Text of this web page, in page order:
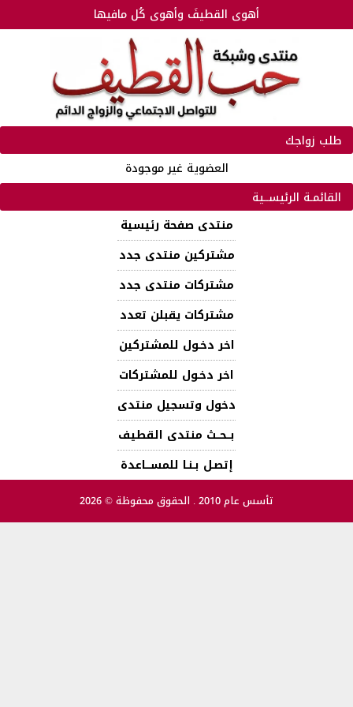
أهوى القطيفَ وأهوى كُل مافيها
طلب زواجك
العضوية غير موجودة
القائمـة الرئيســية
منتدى صفحة رئيسية
مشتركين منتدى جدد
مشتركات منتدى جدد
مشتركات يقبلن تعدد
اخر دخـول للمشتركين
اخر دخـول للمشتركات
دخول وتسجيل منتدى
بــحــث منتدى القطيف
إتصـل بـنـا للمســـاعدة
تأسس عام 2010 . الحقوق محفوظة © 2026